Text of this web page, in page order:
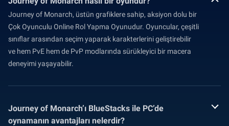
Journey of Monarch, üstün grafiklere sahip, aksiyon dolu bir
Çok Oyunculu Online Rol Yapma Oyunudur. Oyuncular, çeşitli
sınıflar arasından seçim yaparak karakterlerini geliştirebilir
ve hem PvE hem de PvP modlarında sürükleyici bir macera
deneyimi yaşayabilir.
Journey of Monarch’ı BlueStacks ile PC’de
oynamanın avantajları nelerdir?